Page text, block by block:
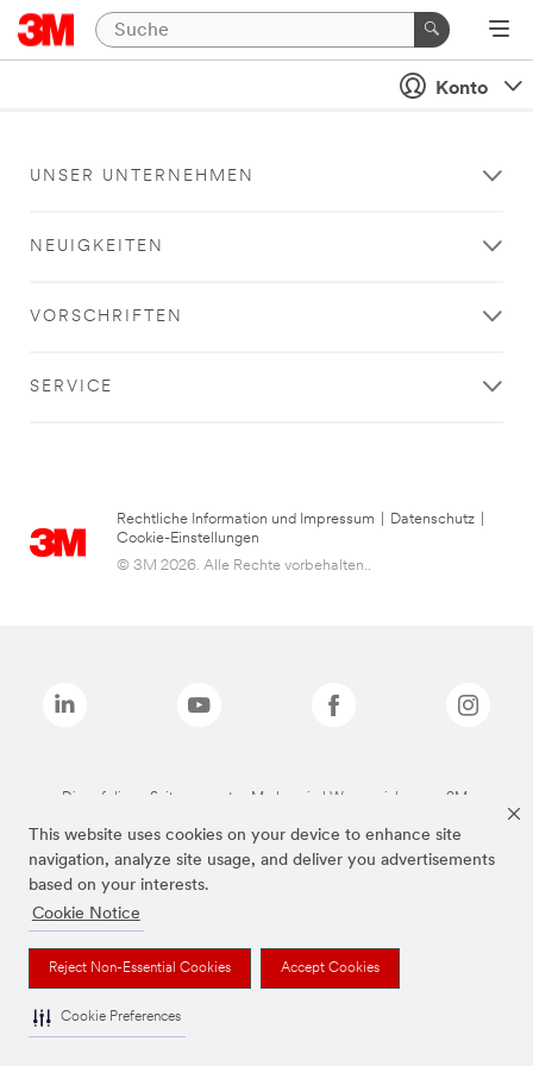
This website uses cookies on your device to enhance site
navigation, analyze site usage, and deliver you advertisements
based on your interests.
Cookie Notice
Reject Non-Essential Cookies Accept Cookies
Cookie Preferences
Konto
UNSER UNTERNEHMEN
NEUIGKEITEN
VORSCHRIFTEN
SERVICE
Rechtliche Information und Impressum Datenschutz
Cookie-Einstellungen
© 3M 2026. Alle Rechte vorbehalten..
Die auf dieser Seite genannten Marken sind Warenzeichen von 3M.